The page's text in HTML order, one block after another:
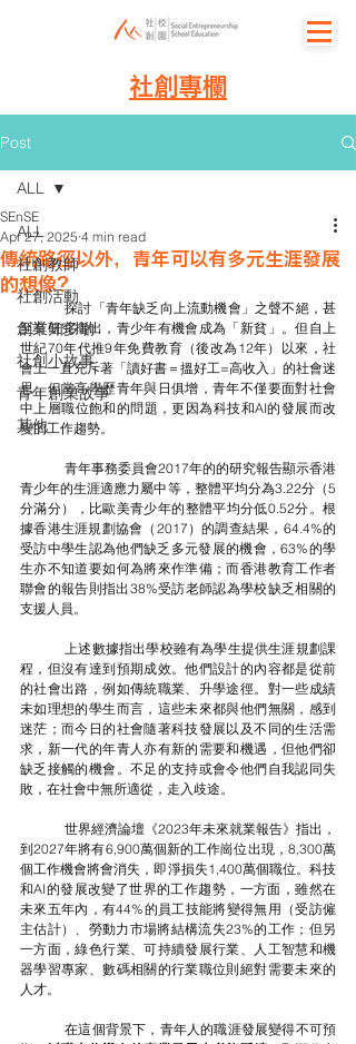
社創專欄
Post
ALL
社創教師
社創活動
創業知多啲
社創小故事
青年創業故事
其他
ALL
傳統路徑以外，青年可以有多元生涯發展
的想像？
SEnSE
Apr 27, 2025 4 min read
	探討「青年缺乏向上流動機會」之聲不絕，甚
至有研究指出，青少年有機會成為「新貧」。但自上
世紀70年代推9年免費教育（後改為12年）以來，社
會上一直充斥著「讀好書＝搵好工=高收入」的社會迷
思，但當高學歷青年與日俱增，青年不僅要面對社會
中上層職位飽和的問題，更因為科技和AI的發展而改
變的工作趨勢。
青少年的生涯適應力屬中等，整體平均分為3.22分（5
分滿分），比歐美青少年的整體平均分低0.52分。根
據香港生涯規劃協會（2017）的調查結果，64.4%的
受訪中學生認為他們缺乏多元發展的機會，63%的學
生亦不知道要如何為將來作準備；而香港教育工作者
聯會的報告則指出38%受訪老師認為學校缺乏相關的
支援人員。
	上述數據指出學校雖有為學生提供生涯規劃課
程，但沒有達到預期成效。他們設計的內容都是從前
的社會出路，例如傳統職業、升學途徑。對一些成績
未如理想的學生而言，這些未來都與他們無關，感到
迷茫；而今日的社會隨著科技發展以及不同的生活需
求，新一代的年青人亦有新的需要和機遇，但他們卻
缺乏接觸的機會。不足的支持或會令他們自我認同失
敗，在社會中無所適從，走入歧途。
到2027年將有6,900萬個新的工作崗位出現，8,300萬
個工作機會將會消失，即淨損失1,400萬個職位。科技
和AI的發展改變了世界的工作趨勢，一方面，雖然在
未來五年內，有44%的員工技能將變得無用（受訪僱
主估計）、勞動力市場將結構流失23%的工作；但另
一方面，綠色行業、可持續發展行業、人工智慧和機
器學習專家、數碼相關的行業職位則絕對需要未來的
人才。
	在這個背景下，青年人的職涯發展變得不可預